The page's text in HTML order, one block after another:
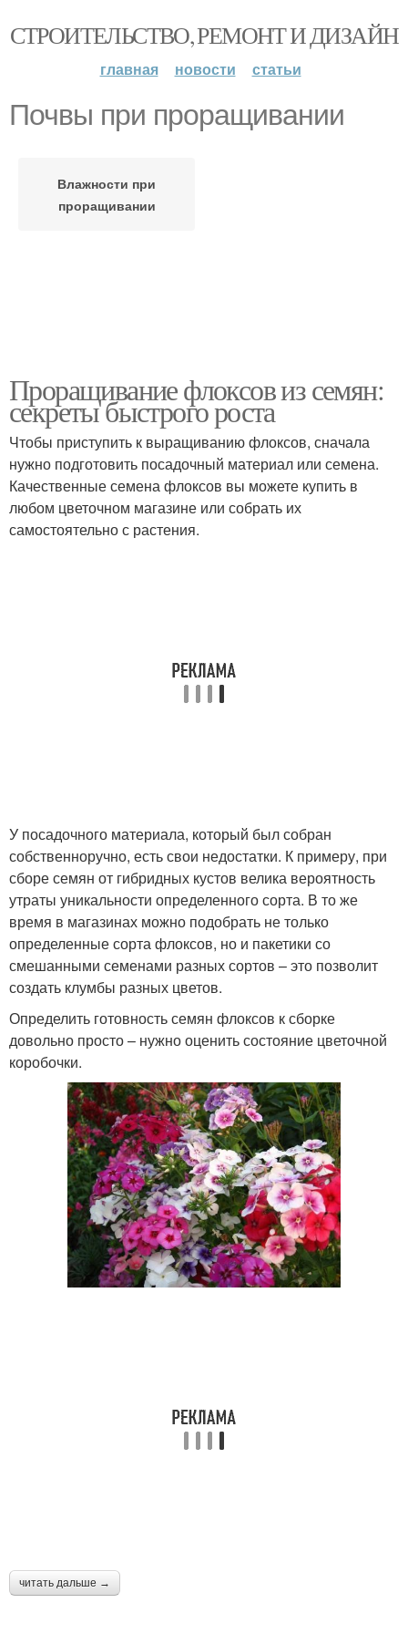
СТРОИТЕЛЬСТВО, РЕМОНТ И ДИЗАЙН
главная новости статьи
Почвы при проращивании
Влажности при
проращивании
Проращивание флоксов из семян:
секреты быстрого роста
Чтобы приступить к выращиванию флоксов, сначала
нужно подготовить посадочный материал или семена.
Качественные семена флоксов вы можете купить в
любом цветочном магазине или собрать их
самостоятельно с растения.
У посадочного материала, который был собран
собственноручно, есть свои недостатки. К примеру, при
сборе семян от гибридных кустов велика вероятность
утраты уникальности определенного сорта. В то же
время в магазинах можно подобрать не только
определенные сорта флоксов, но и пакетики со
смешанными семенами разных сортов – это позволит
создать клумбы разных цветов.
Определить готовность семян флоксов к сборке
довольно просто – нужно оценить состояние цветочной
коробочки.
читать дальше →